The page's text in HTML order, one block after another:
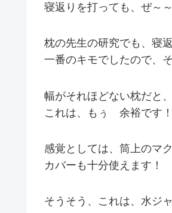
寝返りを打っても、ぜ～
枕の先生の研究でも、寝
一番のキモでしたので、
幅がそれほどない枕だと
これは、もぅ 余裕です！
感覚としては、筒上のマ
カバーも十分使えます！
そうそう、これは、水ジ